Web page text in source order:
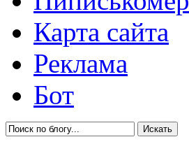
Карта сайта
Реклама
Бот